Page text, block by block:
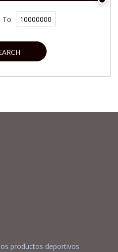
To
productos deportivos